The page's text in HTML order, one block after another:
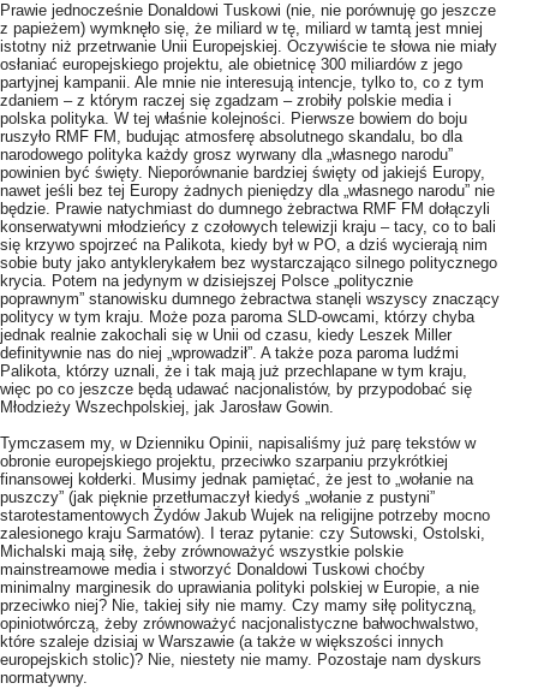
Prawie jednocześnie Donaldowi Tuskowi (nie, nie porównuję go jeszcze
z papieżem) wymknęło się, że miliard w tę, miliard w tamtą jest mniej
istotny niż przetrwanie Unii Europejskiej. Oczywiście te słowa nie miały
osłaniać europejskiego projektu, ale obietnicę 300 miliardów z jego
partyjnej kampanii. Ale mnie nie interesują intencje, tylko to, co z tym
zdaniem – z którym raczej się zgadzam – zrobiły polskie media i
polska polityka. W tej właśnie kolejności. Pierwsze bowiem do boju
ruszyło RMF FM, budując atmosferę absolutnego skandalu, bo dla
narodowego polityka każdy grosz wyrwany dla „własnego narodu”
powinien być święty. Nieporównanie bardziej święty od jakiejś Europy,
nawet jeśli bez tej Europy żadnych pieniędzy dla „własnego narodu” nie
będzie. Prawie natychmiast do dumnego żebractwa RMF FM dołączyli
konserwatywni młodzieńcy z czołowych telewizji kraju – tacy, co to bali
się krzywo spojrzeć na Palikota, kiedy był w PO, a dziś wycierają nim
sobie buty jako antyklerykałem bez wystarczająco silnego politycznego
krycia. Potem na jedynym w dzisiejszej Polsce „politycznie
poprawnym” stanowisku dumnego żebractwa stanęli wszyscy znaczący
politycy w tym kraju. Może poza paroma SLD-owcami, którzy chyba
jednak realnie zakochali się w Unii od czasu, kiedy Leszek Miller
definitywnie nas do niej „wprowadził”. A także poza paroma ludźmi
Palikota, którzy uznali, że i tak mają już przechlapane w tym kraju,
więc po co jeszcze będą udawać nacjonalistów, by przypodobać się
Młodzieży Wszechpolskiej, jak Jarosław Gowin.
Tymczasem my, w Dzienniku Opinii, napisaliśmy już parę tekstów w
obronie europejskiego projektu, przeciwko szarpaniu przykrótkiej
finansowej kołderki. Musimy jednak pamiętać, że jest to „wołanie na
puszczy” (jak pięknie przetłumaczył kiedyś „wołanie z pustyni”
starotestamentowych Żydów Jakub Wujek na religijne potrzeby mocno
zalesionego kraju Sarmatów). I teraz pytanie: czy Sutowski, Ostolski,
Michalski mają siłę, żeby zrównoważyć wszystkie polskie
mainstreamowe media i stworzyć Donaldowi Tuskowi choćby
minimalny marginesik do uprawiania polityki polskiej w Europie, a nie
przeciwko niej? Nie, takiej siły nie mamy. Czy mamy siłę polityczną,
opiniotwórczą, żeby zrównoważyć nacjonalistyczne bałwochwalstwo,
które szaleje dzisiaj w Warszawie (a także w większości innych
europejskich stolic)? Nie, niestety nie mamy. Pozostaje nam dyskurs
normatywny.